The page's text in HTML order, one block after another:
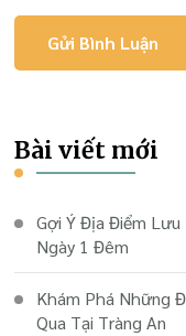
Bài viết mới
Gợi Ý Địa Điểm
Ngày 1 Đêm
Khám Phá Những
Qua Tại Tràng An